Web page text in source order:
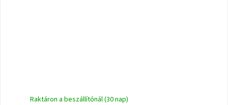
Raktáron a beszállítónál (30 nap)